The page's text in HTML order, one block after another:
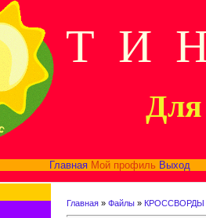
Т И
Для
Главная Мой профиль Выход
Главная » Файлы » КРОССВОРДЫ